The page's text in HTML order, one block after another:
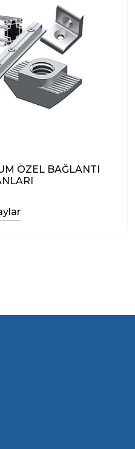
ÖZEL BAĞLANTI